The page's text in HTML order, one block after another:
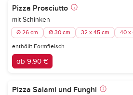
Pizza Prosciutto
mit Schinken
Ø 26 cm Ø 30 cm 32 x 45 cm 40 x
enthällt Formfleisch
ab 9,90 €
Pizza Salami und Funghi